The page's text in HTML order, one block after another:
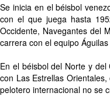
Se inicia en el béisbol
con el que juega hasta
Occidente, Navegantes del
carrera con el equipo
En el béisbol del Norte y
con Las Estrellas
pelotero internacional no se